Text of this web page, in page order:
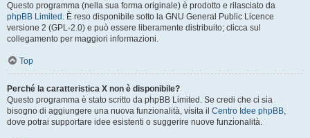
Questo programma (nella sua forma originale) è prodotto e rilasciato da
phpBB Limited . È reso disponibile sotto la GNU General Public Licence
versione 2 (GPL-2.0) e può essere liberamente distribuito; clicca sul
collegamento per maggiori informazioni.
Top
Perché la caratteristica X non è disponibile?
Questo programma è stato scritto da phpBB Limited. Se credi che ci sia
bisogno di aggiungere una nuova funzionalità, visita il Centro Idee phpBB,
dove potrai supportare idee esistenti o suggerire nuove funzionalità.